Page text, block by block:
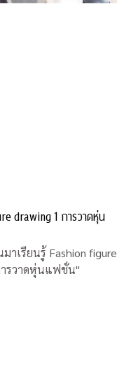
drawing 1 การวาดหุ่น
าเรียนรู้ Fashion figure
ารวาดหุ่นแฟชั่น"